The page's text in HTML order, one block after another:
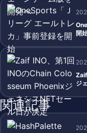
開
ジ
関連記事